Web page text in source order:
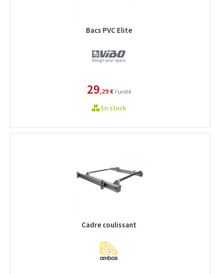
Bacs PVC Elite
29,29 € l'unité
En stock
Cadre coulissant